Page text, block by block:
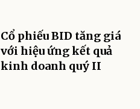
Cổ phiếu BID tăng giá
với hiệu ứng kết quả
kinh doanh quý II